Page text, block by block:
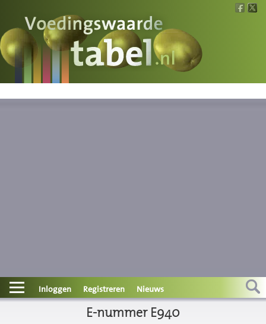
Voedingswaarde
Wat is wat?
ContactInloggen Registreren Nieuws
E-nummer E940